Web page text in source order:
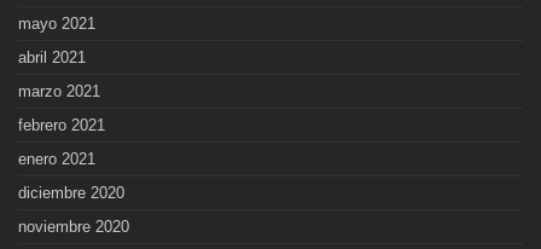
mayo 2021
abril 2021
marzo 2021
febrero 2021
enero 2021
diciembre 2020
noviembre 2020